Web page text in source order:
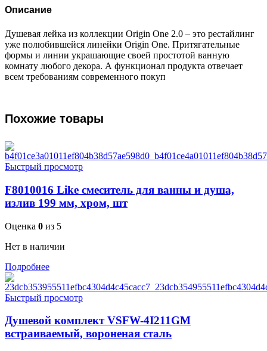
Описание
Душевая лейка из коллекции Origin One 2.0 – это рестайлинг
уже полюбившейся линейки Origin One. Притягательные
формы и линии украшающие своей простотой ванную
комнату любого декора. А функционал продукта отвечает
всем требованиям современного покуп
Похожие товары
Быстрый просмотр
F8010016 Like смеситель для ванны и душа,
излив 199 мм, хром, шт
Оценка 0 из 5
Нет в наличии
Подробнее
Быстрый просмотр
Душевой комплект VSFW-4I211GM
встраиваемый, вороненая сталь